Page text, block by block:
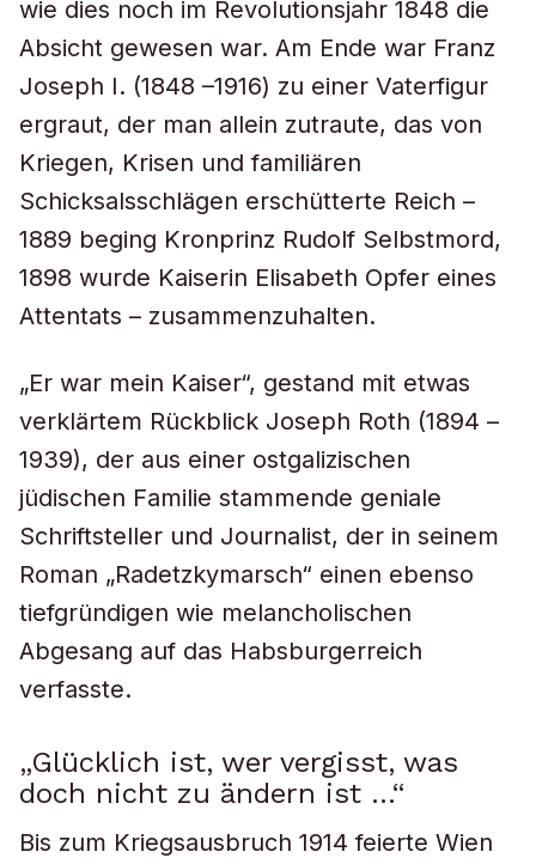
wie dies noch im Revolutionsjahr 1848 die
Absicht gewesen war. Am Ende war Franz
Joseph I. (1848 –1916) zu einer Vaterfigur
ergraut, der man allein zutraute, das von
Kriegen, Krisen und familiären
Schicksalsschlägen erschütterte Reich –
1889 beging Kronprinz Rudolf Selbstmord,
1898 wurde Kaiserin Elisabeth Opfer eines
Attentats – zusammenzuhalten.
„Er war mein Kaiser“, gestand mit etwas
verklärtem Rückblick Joseph Roth (1894 –
1939), der aus einer ostgalizischen
jüdischen Familie stammende geniale
Schriftsteller und Journalist, der in seinem
Roman „Radetzkymarsch“ einen ebenso
tiefgründigen wie melancholischen
Abgesang auf das Habsburgerreich
verfasste.
„Glücklich ist, wer vergisst, was
doch nicht zu ändern ist …“
Bis zum Kriegsausbruch 1914 feierte Wien